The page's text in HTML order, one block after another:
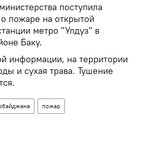
поступила
пожаре на открытой
метро "Улдуз" в
Баку.
информации, на территории
и сухая трава. Тушение
пожар